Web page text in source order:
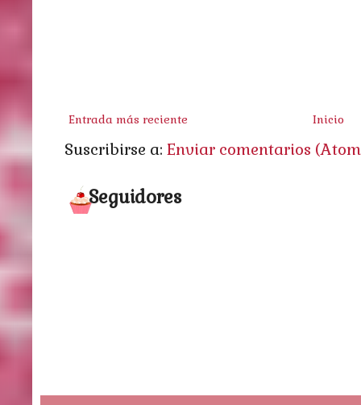
Entrada más reciente Inicio
Suscribirse a: Enviar comentarios
Seguidores